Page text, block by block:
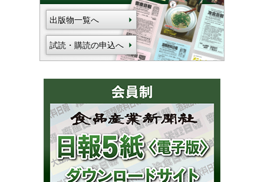
出版物一覧へ
試読・購読の申込へ